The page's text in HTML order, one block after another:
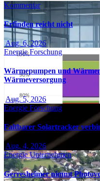
Kommentar
Erfinden reicht nicht
Aug. 6, 2026
EnergieForschung
Wärmepumpen und
Wärmeversorgung
Aug. 5, 2026
Energie Forschung
Faltbarer Solartracker
Aug. 4, 2026
EnergieUnternehmen
Gerresheimer nimmt